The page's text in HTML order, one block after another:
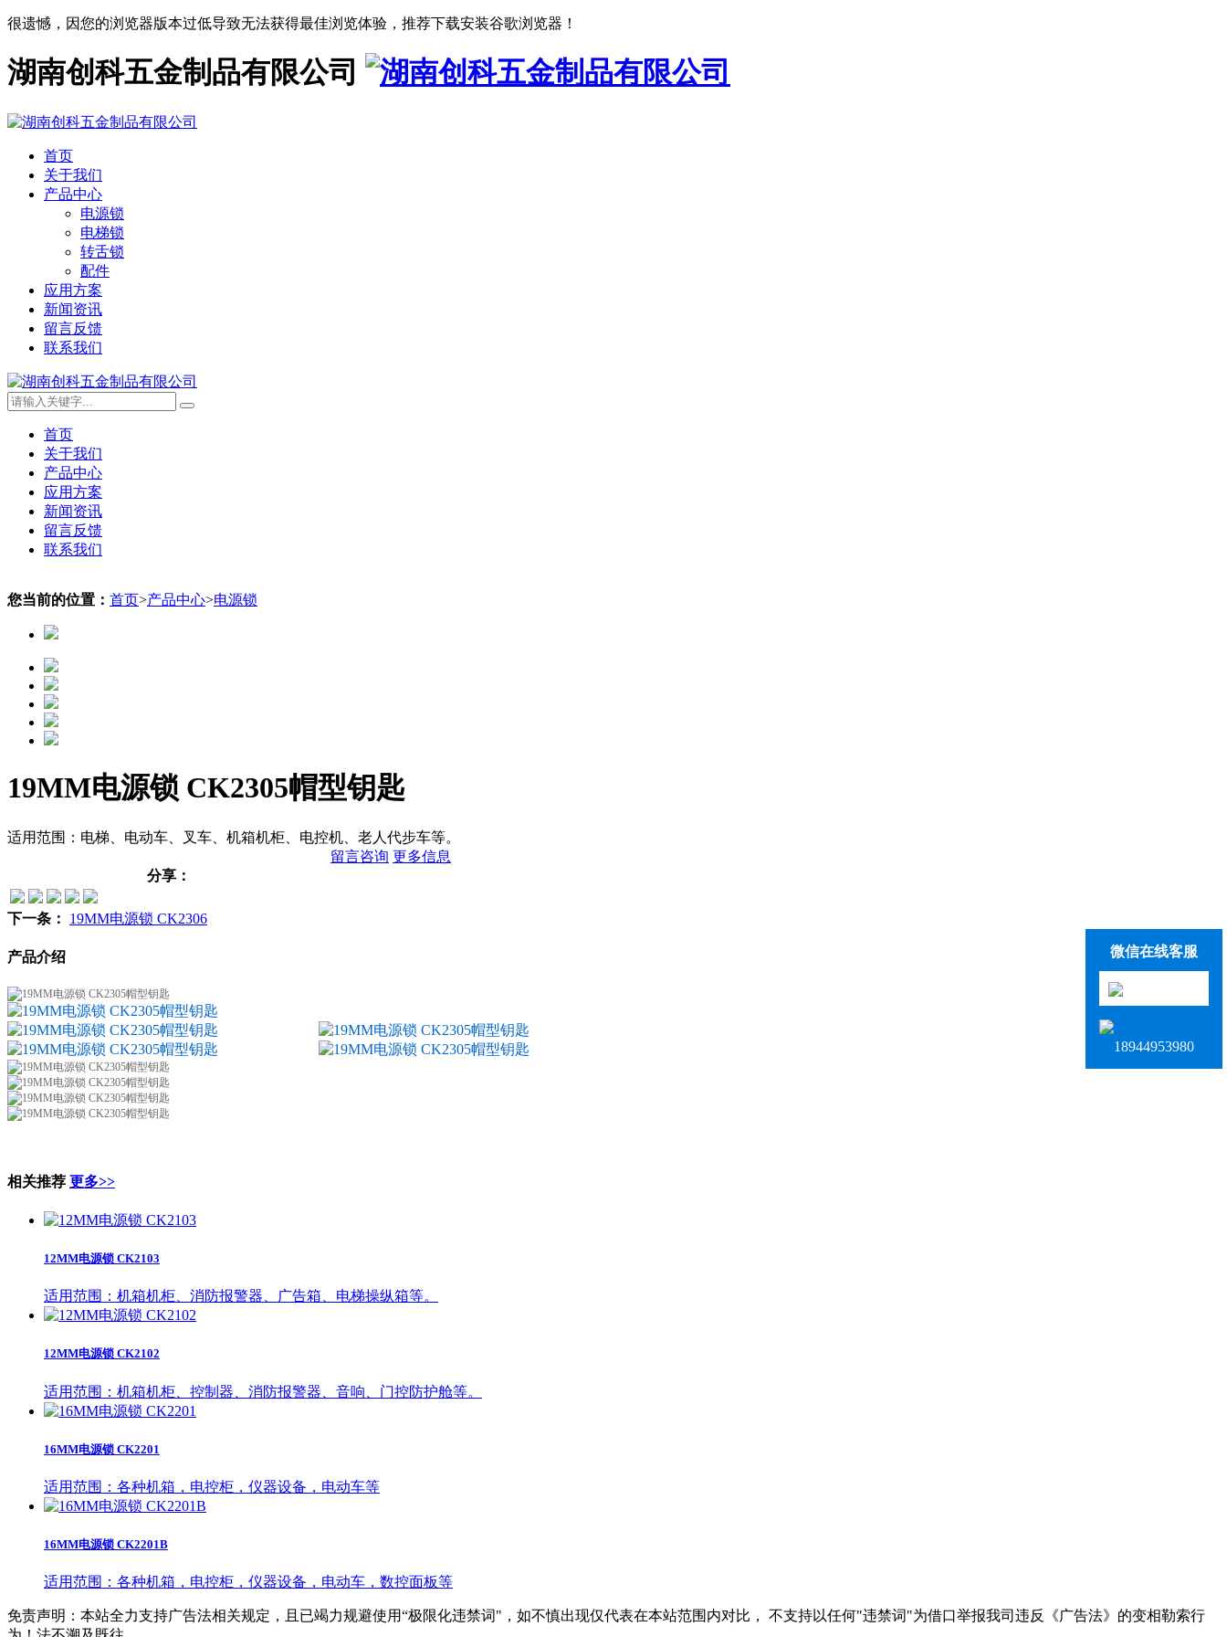
很遗憾，因您的浏览器版本过低导致无法获得最佳浏览体验，推荐下载安装谷歌浏览器！
湖南创科五金制品有限公司
首页
关于我们
产品中心
电源锁
电梯锁
转舌锁
配件
应用方案
新闻资讯
留言反馈
联系我们
首页
关于我们
产品中心
应用方案
新闻资讯
留言反馈
联系我们
您当前的位置： 首页>产品中心>电源锁
19MM电源锁 CK2305帽型钥匙
适用范围：电梯、电动车、叉车、机箱机柜、电控机、老人代步车等。
留言咨询 更多信息
分享：
下一条： 19MM电源锁 CK2306
产品介绍
相关推荐 更多>>
12MM电源锁 CK2103
适用范围：机箱机柜、消防报警器、广告箱、电梯操纵箱等。
12MM电源锁 CK2102
适用范围：机箱机柜、控制器、消防报警器、音响、门控防护舱等。
16MM电源锁 CK2201
适用范围：各种机箱，电控柜，仪器设备，电动车等
16MM电源锁 CK2201B
适用范围：各种机箱，电控柜，仪器设备，电动车，数控面板等
免责声明：本站全力支持广告法相关规定，且已竭力规避使用“极限化违禁词"，如不慎出现仅代表在本站范围内对比， 不支持以任何"违禁词"为借口举报我司违反《广告法》的变相勒索行
微信在线客服
18944953980